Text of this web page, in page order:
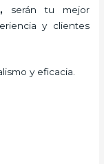
serán tu mejor
y clientes
y eficacia.